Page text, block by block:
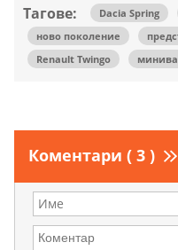
Тагове: Dacia Spring
ново поколение
Renault Twingo
Коментари ( 3 )